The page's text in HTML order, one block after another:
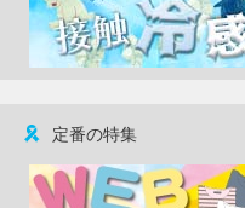
定番の特集